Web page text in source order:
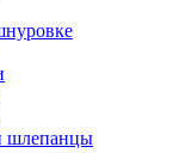
шлепанцы